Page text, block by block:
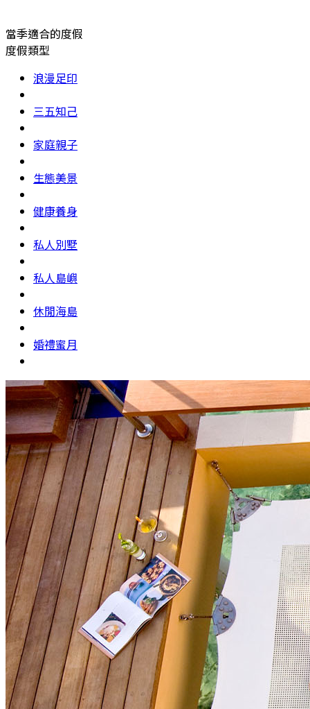
當季適合的度假
度假類型
浪漫足印
三五知己
家庭親子
生態美景
健康養身
私人別墅
私人島嶼
休閒海島
婚禮蜜月